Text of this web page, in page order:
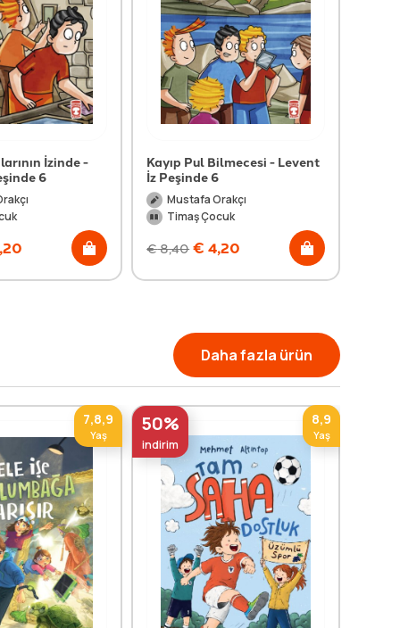
İzinde -
6
Kayıp Pul Bilmecesi - Levent
İz Peşinde 6
Mustafa Orakçı
Timaş Çocuk
€8,40 € 4,20
Daha fazla ürün
7,8,9
Yaş 50%
indirim
8,9
Yaş